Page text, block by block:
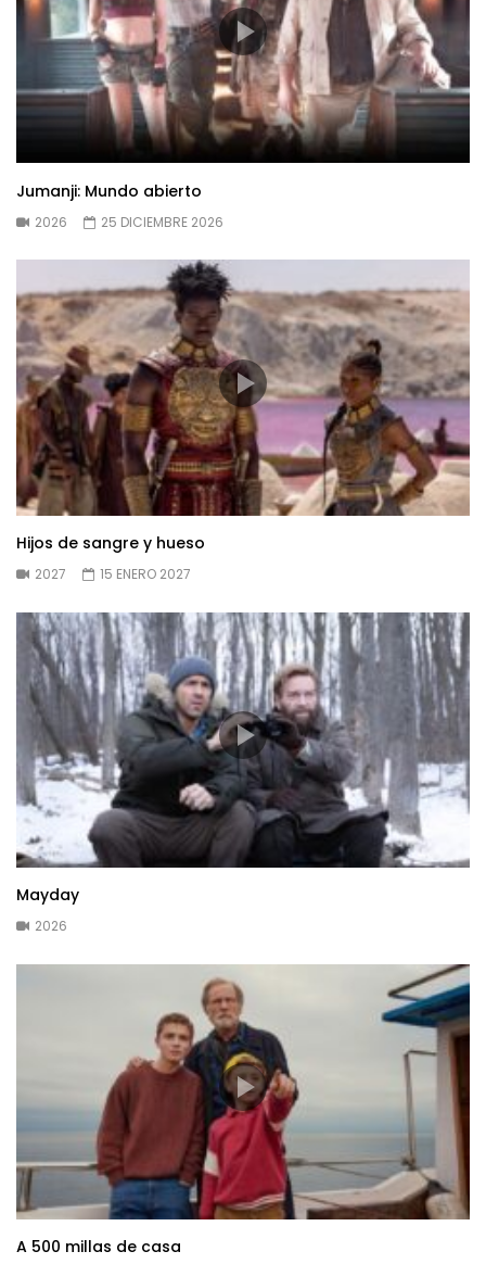
Jumanji: Mundo abierto
2026 25 DICIEMBRE 2026
Hijos de sangre y hueso
2027 15 ENERO 2027
Mayday
2026
A 500 millas de casa